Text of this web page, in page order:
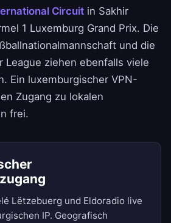
Circuit in Sakhir
1 Luxemburg Grand Prix. Die
und die
League ziehen ebenfalls viele
Ein luxemburgischer VPN-
Zugang zu lokalen
frei.
Lëtzebuerg und Eldoradio live
IP. Geografisch